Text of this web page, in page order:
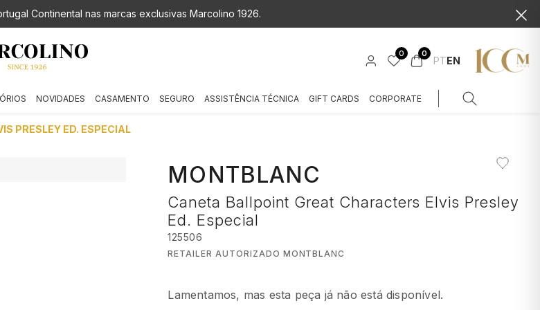
Continental nas marcas exclusivas Marcolino 1926.
0 0
EN
PT
NOVIDADES CASAMENTO SEGURO ASSISTÊNCIA TÉCNICA GIFT CARDS CORPORATE
PRESLEY ED. ESPECIAL
MONTBLANC
Caneta Ballpoint Great Characters Elvis Presley
Ed. Especial
125506
RETAILER AUTORIZADO MONTBLANC
Lamentamos, mas esta peça já não está disponível.